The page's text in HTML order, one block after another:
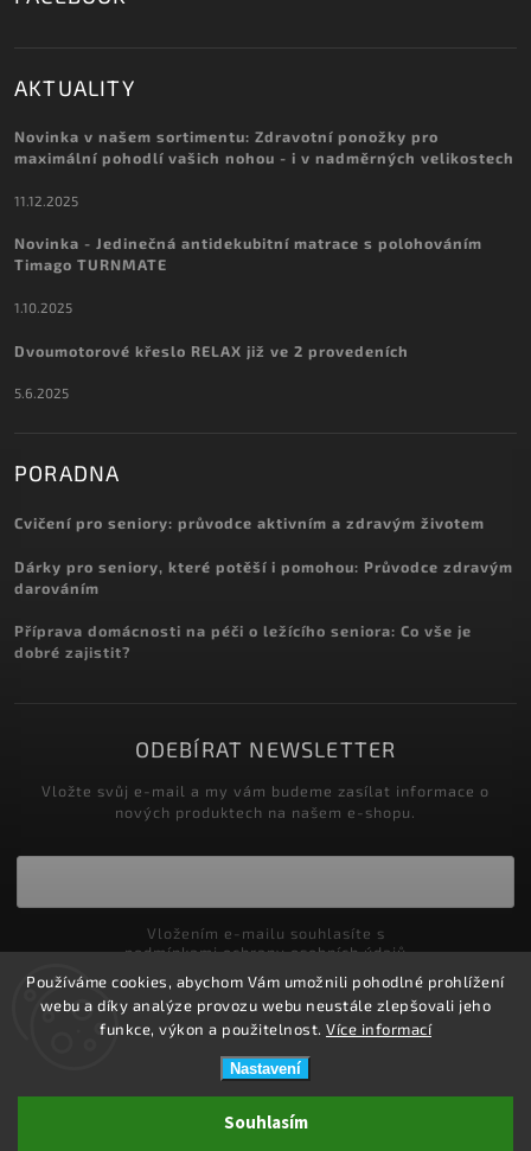
Používáme cookies, abychom Vám umožnili pohodlné prohlížení
webu a díky analýze provozu webu neustále zlepšovali jeho
funkce, výkon a použitelnost. Více informací
Nastavení
Souhlasím
AKTUALITY
Novinka v našem sortimentu: Zdravotní ponožky pro
maximální pohodlí vašich nohou - i v nadměrných velikostech
11.12.2025
Novinka - Jedinečná antidekubitní matrace s polohováním
Timago TURNMATE
1.10.2025
Dvoumotorové křeslo RELAX již ve 2 provedeních
5.6.2025
PORADNA
Cvičení pro seniory: průvodce aktivním a zdravým životem
Dárky pro seniory, které potěší i pomohou: Průvodce zdravým
darováním
Příprava domácnosti na péči o ležícího seniora: Co vše je
dobré zajistit?
ODEBÍRAT NEWSLETTER
Vložte svůj e-mail a my vám budeme zasílat informace o
nových produktech na našem e-shopu.
podmínkami ochrany osobních údajů
Přihlásit se
ZDRAVOTNÍ POTŘEBY DRDLOVÁ